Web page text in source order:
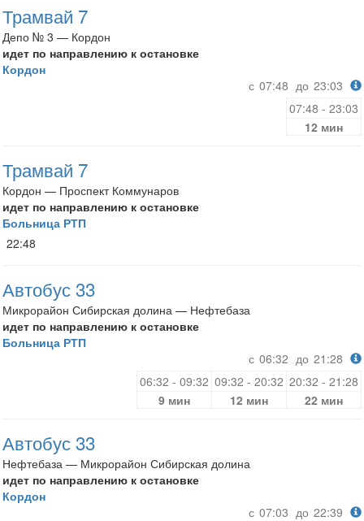
Трамвай 7
Депо № 3 — Кордон
идет по направлению к остановке
Кордон
с 07:48 до 23:03
07:48 - 23:03
12 мин
Трамвай 7
Кордон — Проспект Коммунаров
идет по направлению к остановке
Больница РТП
22:48
Автобус 33
Микрорайон Сибирская долина — Нефтебаза
идет по направлению к остановке
Больница РТП
с 06:32 до 21:28
06:32 - 09:32 09:32 - 20:32 20:32 - 21:28
9 мин
12 мин 22 мин
Автобус 33
Нефтебаза — Микрорайон Сибирская долина
идет по направлению к остановке
Кордон
с 07:03 до 22:39